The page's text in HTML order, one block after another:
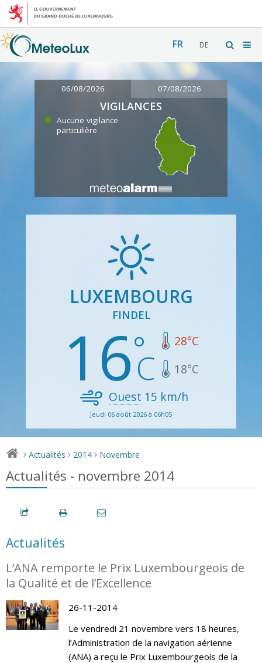
FR DE
06/08/2026 07/08/2026
VIGILANCES
Aucune vigilance
particulière
LUXEMBOURG
FINDEL
16 28°C
18°C
Ouest 15 km/h
Jeudi 06 août 2026 à 06h05
> Actualités > 2014 > Novembre
Actualités - novembre 2014
Actualités
L’ANA remporte le Prix Luxembourgeois de
la Qualité et de l’Excellence
26-11-2014
Le vendredi 21 novembre vers 18 heures,
l’Administration de la navigation aérienne
(ANA) a reçu le Prix Luxembourgeois de la